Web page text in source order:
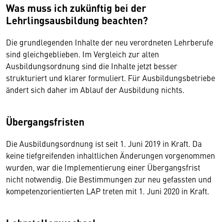
Was muss ich zukünftig bei der
Lehrlingsausbildung beachten?
Die grundlegenden Inhalte der neu verordneten Lehrberufe
sind gleichgeblieben. Im Vergleich zur alten
Ausbildungsordnung sind die Inhalte jetzt besser
strukturiert und klarer formuliert. Für Ausbildungsbetriebe
ändert sich daher im Ablauf der Ausbildung nichts.
Übergangsfristen
Die Ausbildungsordnung ist seit 1. Juni 2019 in Kraft. Da
keine tiefgreifenden inhaltlichen Änderungen vorgenommen
wurden, war die Implementierung einer Übergangsfrist
nicht notwendig. Die Bestimmungen zur neu gefassten und
kompetenzorientierten LAP treten mit 1. Juni 2020 in Kraft.